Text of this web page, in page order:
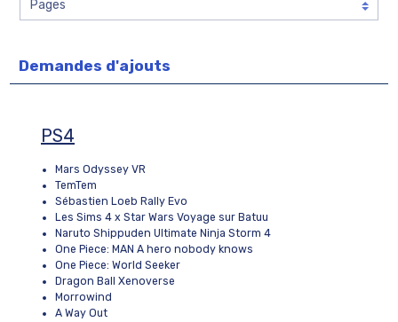
Demandes d'ajouts
PS4
Mars Odyssey VR
TemTem
Sébastien Loeb Rally Evo
Les Sims 4 x Star Wars Voyage sur Batuu
Naruto Shippuden Ultimate Ninja Storm 4
One Piece: MAN A hero nobody knows
One Piece: World Seeker
Dragon Ball Xenoverse
Morrowind
A Way Out